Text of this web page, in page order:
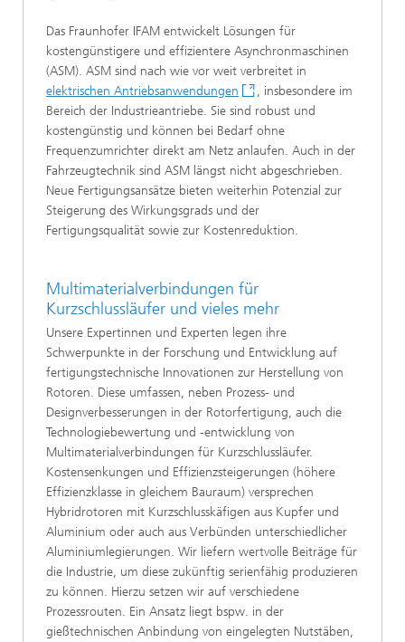
Das Fraunhofer IFAM entwickelt Lösungen für
kostengünstigere und effizientere Asynchronmaschinen
(ASM). ASM sind nach wie vor weit verbreitet in
elektrischen Antriebsanwendungen
, insbesondere im
Bereich der Industrieantriebe. Sie sind robust und
kostengünstig und können bei Bedarf ohne
Frequenzumrichter direkt am Netz anlaufen. Auch in der
Fahrzeugtechnik sind ASM längst nicht abgeschrieben.
Neue Fertigungsansätze bieten weiterhin Potenzial zur
Steigerung des Wirkungsgrads und der
Fertigungsqualität sowie zur Kostenreduktion.
Multimaterialverbindungen für
Kurzschlussläufer und vieles mehr
Unsere Expertinnen und Experten legen ihre
Schwerpunkte in der Forschung und Entwicklung auf
fertigungstechnische Innovationen zur Herstellung von
Rotoren. Diese umfassen, neben Prozess- und
Designverbesserungen in der Rotorfertigung, auch die
Technologiebewertung und -entwicklung von
Multimaterialverbindungen für Kurzschlussläufer.
Kostensenkungen und Effizienzsteigerungen (höhere
Effizienzklasse in gleichem Bauraum) versprechen
Hybridrotoren mit Kurzschlusskäfigen aus Kupfer und
Aluminium oder auch aus Verbünden unterschiedlicher
Aluminiumlegierungen. Wir liefern wertvolle Beiträge für
die Industrie, um diese zukünftig serienfähig produzieren
zu können. Hierzu setzen wir auf verschiedene
Prozessrouten. Ein Ansatz liegt bspw. in der
gießtechnischen Anbindung von eingelegten Nutstäben,